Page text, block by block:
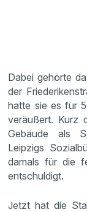
Dabei gehörte
der
hatte sie es für
veräußert. Kurz
Gebäude als
Leipzigs
damals für die
entschuldigt.
Jetzt hat die